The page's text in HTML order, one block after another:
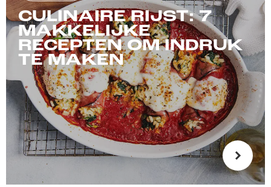
CULINAIRE RIJST: 7
MAKKELIJKE
RECEPTEN OM INDRUK
TE MAKEN